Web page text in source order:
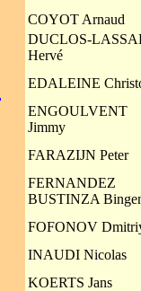
COYOT Arnaud
DUCLOS-
Hervé
EDALEINE
ENGOULVENT
Jimmy
FARAZIJN Peter
FERNANDEZ
BUSTINZA
FOFONOV
INAUDI Nicolas
KOERTS Jans